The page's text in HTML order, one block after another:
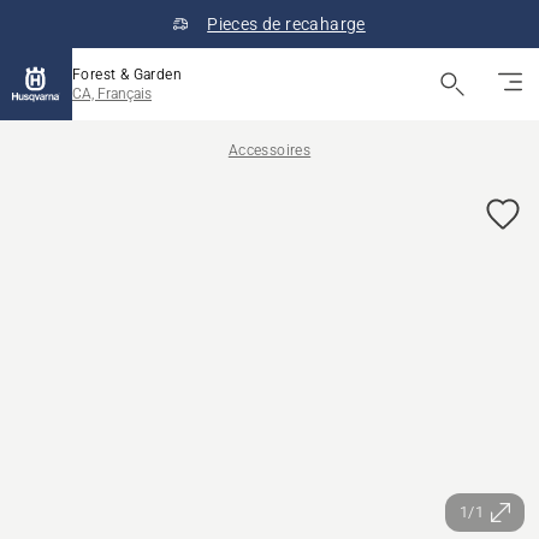
Pieces de recaharge
Forest & Garden
CA, Français
Accessoires
1/1